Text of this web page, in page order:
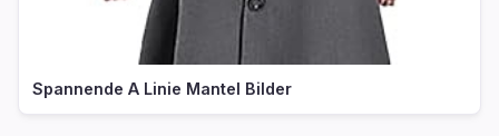
Spannende A Linie Mantel Bilder